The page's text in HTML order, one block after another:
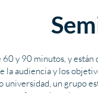
y 90 minutos, y
la audiencia y los
universidad, un grupo